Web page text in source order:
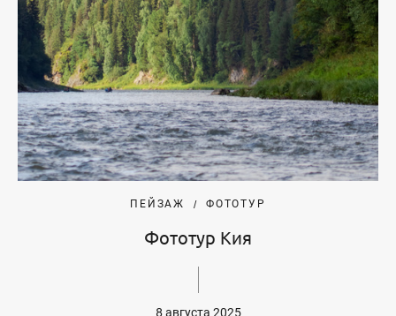
ПЕЙЗАЖ ФОТОТУР
Фототур Кия
8 августа 2025